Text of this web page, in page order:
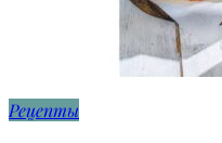
Рецепты